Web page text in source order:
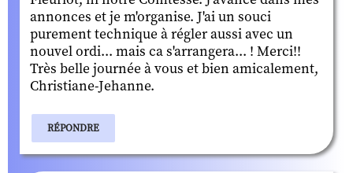
annonces et je m'organise. J'ai un souci
purement technique à régler aussi avec un
nouvel ordi... mais ca s'arrangera... ! Merci!!
Très belle journée à vous et bien amicalement,
Christiane-Jehanne.
RÉPONDRE